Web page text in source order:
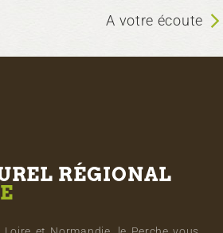
A votre écoute
RÉGIONAL